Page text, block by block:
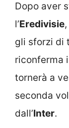
Dopo aver
l’Eredivisie
gli sforzi di
riconferma
tornerà a
seconda
dall’Inter.